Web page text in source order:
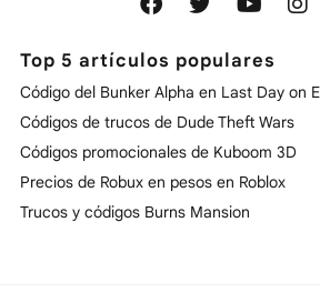
Top 5 artículos populares
Código del Bunker Alpha en Last Day on
Códigos de trucos de Dude Theft Wars
Códigos promocionales de Kuboom 3D
Precios de Robux en pesos en Roblox
Trucos y códigos Burns Mansion